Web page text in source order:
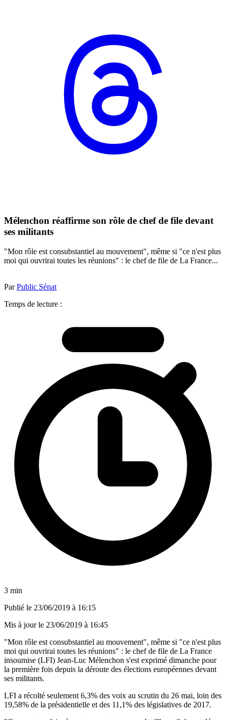
Mélenchon réaffirme son rôle de chef de file devant
ses militants
"Mon rôle est consubstantiel au mouvement", même si "ce n'est plus
moi qui ouvrirai toutes les réunions" : le chef de file de La France...
ParPublic Sénat
Temps de lecture :
3 min
Publié le 23/06/2019 à 16:15
Mis à jour le 23/06/2019 à 16:45
"Mon rôle est consubstantiel au mouvement", même si "ce n'est plus
moi qui ouvrirai toutes les réunions" : le chef de file de La France
insoumise (LFI) Jean-Luc Mélenchon s'est exprimé dimanche pour
la première fois depuis la déroute des élections européennes devant
ses militants.
LFI a récolté seulement 6,3% des voix au scrutin du 26 mai, loin des
19,58% de la présidentielle et des 11,1% des législatives de 2017.